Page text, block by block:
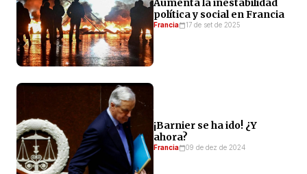
política y social en Francia
Francia 17 de set de 2025
¡Barnier se ha ido! ¿Y
ahora?
Francia 09 de dez de 2024